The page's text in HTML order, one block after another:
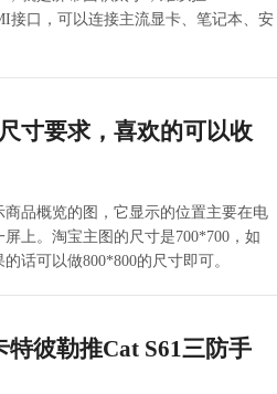
接口，可以连接主流显卡、笔记本、安
寸要求，喜欢的可以收
品概览的图，它显示的位置主要在电
上。淘宝主图的尺寸是700*700，如
话可以做800*800的尺寸即可。
特彼勒推Cat S61三防手